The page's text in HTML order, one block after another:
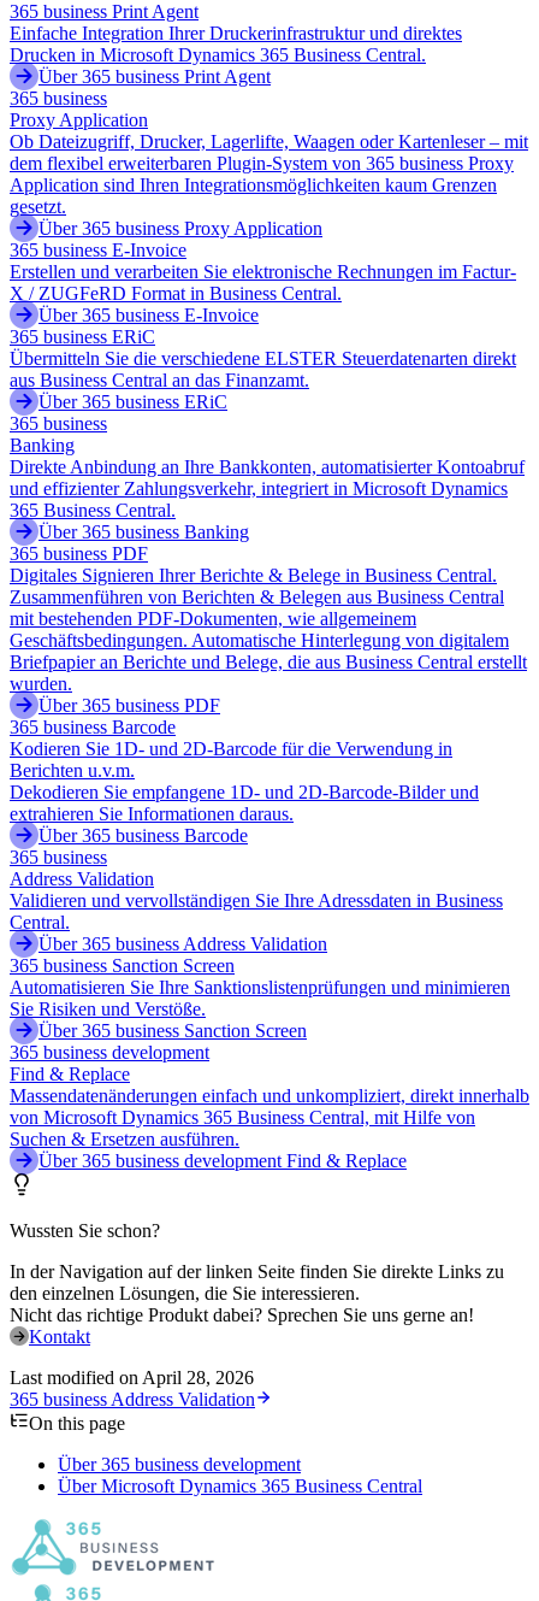
365 business Print Agent
Einfache Integration Ihrer Druckerinfrastruktur und direktes
Drucken in Microsoft Dynamics 365 Business Central.
Über 365 business Print Agent
365 business
Proxy Application
Ob Dateizugriff, Drucker, Lagerlifte, Waagen oder Kartenleser – mit
dem flexibel erweiterbaren Plugin-System von 365 business Proxy
Application sind Ihren Integrationsmöglichkeiten kaum Grenzen
gesetzt.
Über 365 business Proxy Application
365 business E-Invoice
Erstellen und verarbeiten Sie elektronische Rechnungen im Factur-
X / ZUGFeRD Format in Business Central.
Über 365 business E-Invoice
365 business ERiC
Übermitteln Sie die verschiedene ELSTER Steuerdatenarten direkt
aus Business Central an das Finanzamt.
Über 365 business ERiC
365 business
Banking
Direkte Anbindung an Ihre Bankkonten, automatisierter Kontoabruf
und effizienter Zahlungsverkehr, integriert in Microsoft Dynamics
365 Business Central.
Über 365 business Banking
365 business PDF
Digitales Signieren Ihrer Berichte & Belege in Business Central.
Zusammenführen von Berichten & Belegen aus Business Central
mit bestehenden PDF-Dokumenten, wie allgemeinem
Geschäftsbedingungen. Automatische Hinterlegung von digitalem
Briefpapier an Berichte und Belege, die aus Business Central erstellt
wurden.
Über 365 business PDF
365 business Barcode
Kodieren Sie 1D- und 2D-Barcode für die Verwendung in
Berichten u.v.m.
Dekodieren Sie empfangene 1D- und 2D-Barcode-Bilder und
extrahieren Sie Informationen daraus.
Über 365 business Barcode
365 business
Address Validation
Validieren und vervollständigen Sie Ihre Adressdaten in Business
Central.
Über 365 business Address Validation
365 business Sanction Screen
Automatisieren Sie Ihre Sanktionslistenprüfungen und minimieren
Sie Risiken und Verstöße.
Über 365 business Sanction Screen
365 business development
Find & Replace
Massendatenänderungen einfach und unkompliziert, direkt innerhalb
von Microsoft Dynamics 365 Business Central, mit Hilfe von
Suchen & Ersetzen ausführen.
Über 365 business development Find & Replace
Wussten Sie schon?
In der Navigation auf der linken Seite finden Sie direkte Links zu
den einzelnen Lösungen, die Sie interessieren.
Nicht das richtige Produkt dabei? Sprechen Sie uns gerne an!
Kontakt
Last modified on April 28, 2026
365 business Address Validation
On this page
Über 365 business development
Über Microsoft Dynamics 365 Business Central